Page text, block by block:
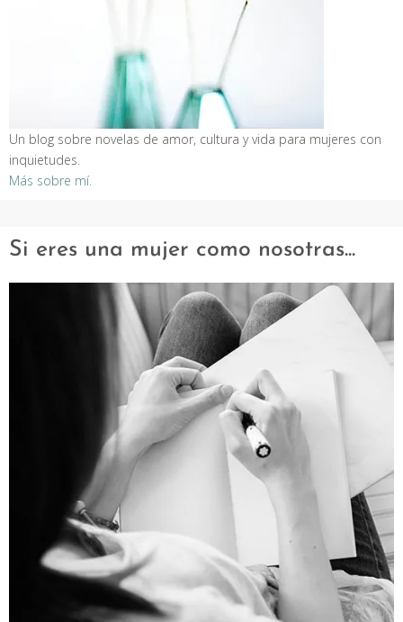
Un blog sobre novelas de amor, cultura y vida para mujeres con
inquietudes.
Más sobre mí.
Si eres una mujer como nosotras...